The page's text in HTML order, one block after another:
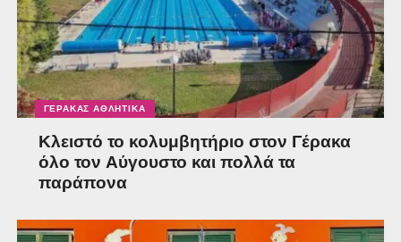
ΓΈΡΑΚΑΣ ΑΘΛΗΤΙΚΆ
Κλειστό το κολυμβητήριο στον Γέρακα
όλο τον Αύγουστο και πολλά τα
παράπονα